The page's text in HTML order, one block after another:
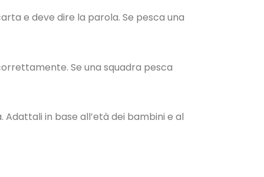
e deve dire la parola. Se pesca una
Se una squadra pesca
in base all’età dei bambini e al